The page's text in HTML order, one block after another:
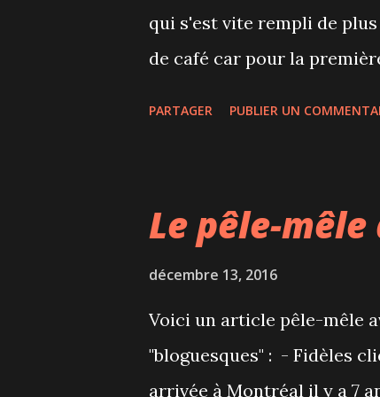
arrachait quelques f...
qui s'est vite rempli de
de café car pour la
avec leurs cocktails
certain pour la mise en
beaucoup apprécié les
PARTAGER PUBLIER UN
Le pêle-
décembre 13, 2016
Voici un article pêle-mêle
"bloguesques" : - Fidèles
arrivée à Montréal il y a 7